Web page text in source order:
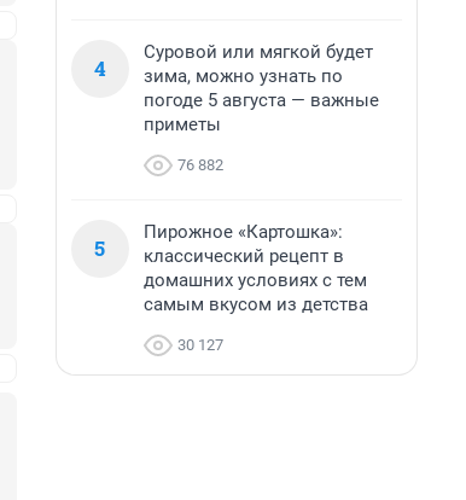
4
Суровой или мягкой будет
зима, можно узнать по
погоде 5 августа — важные
приметы
76 882
5
Пирожное «Картошка»:
классический рецепт в
домашних условиях с тем
самым вкусом из детства
30 127